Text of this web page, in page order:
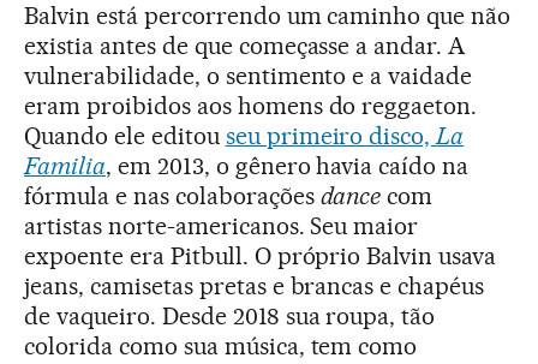
Balvin está percorrendo um caminho que não
existia antes de que começasse a andar. A
vulnerabilidade, o sentimento e a vaidade
eram proibidos aos homens do reggaeton.
Quando ele editou seu primeiro disco,La
Familia, em 2013, o gênero havia caído na
fórmula e nas colaborações dance com
artistas norte-americanos. Seu maior
expoente era Pitbull. O próprio Balvin usava
jeans, camisetas pretas e brancas e chapéus
de vaqueiro. Desde 2018 sua roupa, tão
colorida como sua música, tem como